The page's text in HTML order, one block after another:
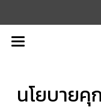
นโยบายคุ